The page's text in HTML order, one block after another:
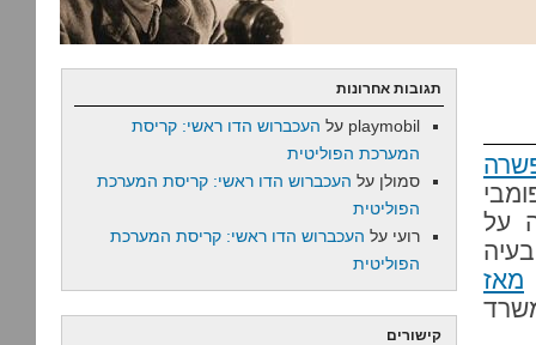
על
מאז
תגובות אחרונות
playmobil על העכברוש הדו ראשי: קריסת
המערכת הפוליטית
סמולן על העכברוש הדו ראשי: קריסת המערכת
הפוליטית
רועי על העכברוש הדו ראשי: קריסת המערכת
הפוליטית
קישורים